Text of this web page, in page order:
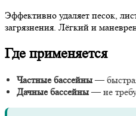
Эффективно удаляет песок,
загрязнения. Лёгкий и
Где применяется
Частные бассейны—
Дачные бассейны— не